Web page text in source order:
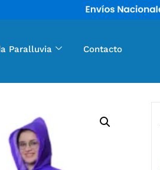
Paralluvia Contacto